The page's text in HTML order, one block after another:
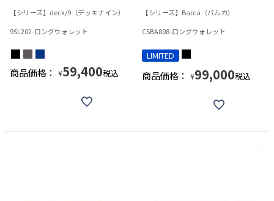
【シリーズ】deck/9（デッキナイン）
9SL202-ロングウォレット
商品価格： ¥59,400税込
【シリーズ】Barca（バルカ）
CSBA808-ロングウォレット
LIMITED
商品価格： ¥99,000税込